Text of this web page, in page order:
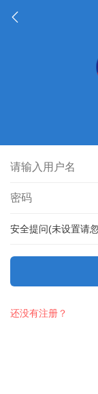
安全提问(未设置请
还没有注册？